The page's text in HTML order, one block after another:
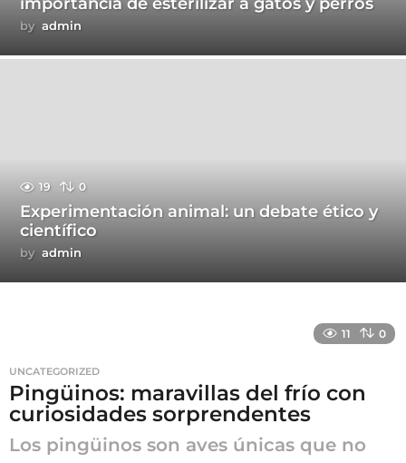
by admin
19 0
Experimentación animal: un debate ético y
científico
by admin
11 0
UNCATEGORIZED
Pingüinos: maravillas del frío con
curiosidades sorprendentes
Los pingüinos son aves únicas que no